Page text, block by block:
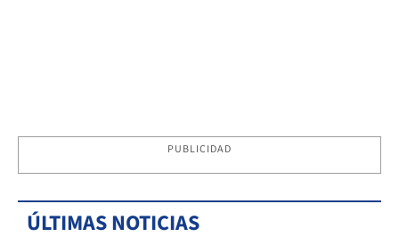
PUBLICIDAD
ÚLTIMAS NOTICIAS